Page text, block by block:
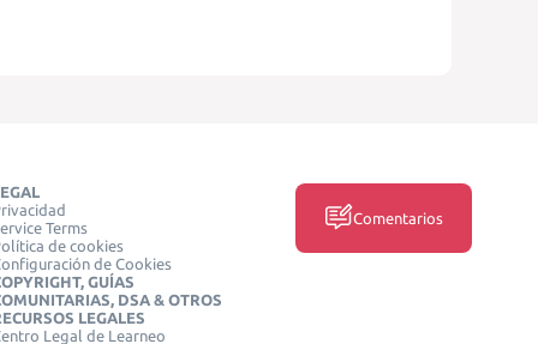
Terms
de cookies
de Cookies
GUÍAS
DSA & OTROS
LEGALES
Legal de Learneo
Comentarios